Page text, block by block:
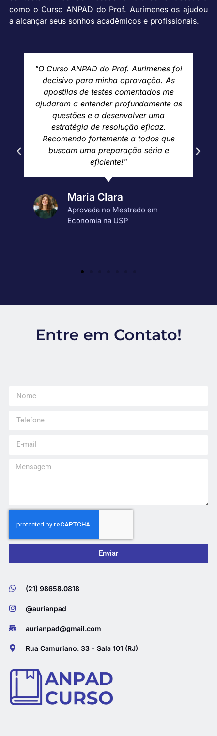
como o Curso ANPAD do Prof. Aurimenes os ajudou
a alcançar seus sonhos acadêmicos e profissionais.
"Sem as dicas e as explicações
detalhadas do Prof. Aurimenes, não
teria conseguido decifrar os padrões da
prova ANPAD. O material é excelente, e
o suporte do professor é insuperável.
Estar agora no doutorado é um sonho
realizado, e devo muito disso ao curso!"
FGV
Entre em Contato!
Enviar
(21) 98658.0818
@aurianpad
aurianpad@gmail.com
Rua Camuriano. 33 - Sala 101 (RJ)